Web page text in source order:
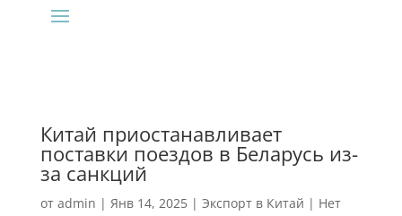
Китай приостанавливает
поставки поездов в Беларусь из-
за санкций
от admin | Янв 14, 2025| Экспорт в Китай | Нет